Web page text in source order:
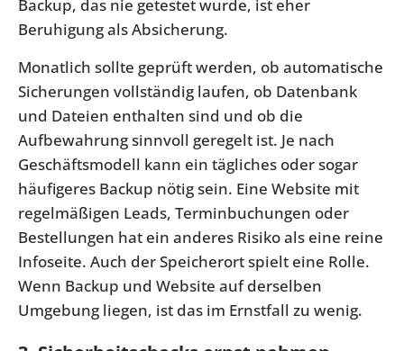
Backup, das nie getestet wurde, ist eher
Beruhigung als Absicherung.
Monatlich sollte geprüft werden, ob automatische
Sicherungen vollständig laufen, ob Datenbank
und Dateien enthalten sind und ob die
Aufbewahrung sinnvoll geregelt ist. Je nach
Geschäftsmodell kann ein tägliches oder sogar
häufigeres Backup nötig sein. Eine Website mit
regelmäßigen Leads, Terminbuchungen oder
Bestellungen hat ein anderes Risiko als eine reine
Infoseite. Auch der Speicherort spielt eine Rolle.
Wenn Backup und Website auf derselben
Umgebung liegen, ist das im Ernstfall zu wenig.